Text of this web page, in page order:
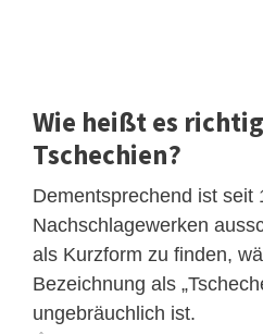
Wie heißt es
Tschechien?
Dementsprechend ist seit
Nachschlagewerken
als Kurzform zu finden,
Bezeichnung als
ungebräuchlich ist.